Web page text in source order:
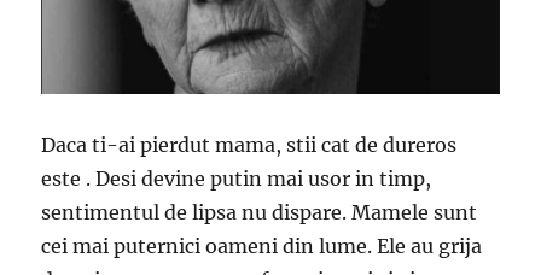
Daca ti-ai pierdut mama, stii cat de dureros
este . Desi devine putin mai usor in timp,
sentimentul de lipsa nu dispare. Mamele sunt
cei mai puternici oameni din lume. Ele au grija